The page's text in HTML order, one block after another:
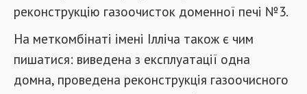
реконструкцію газоочисток доменної печі №3.
На меткомбінаті імені Ілліча також є чим
пишатися: виведена з експлуатації одна
домна, проведена реконструкція газоочисного